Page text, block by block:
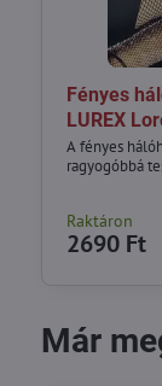
Fényes
LUREX
A fényes
ragyogóbbá
Raktáron
2690 Ft
Már